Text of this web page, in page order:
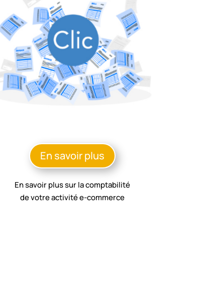
En savoir plus
En savoir plus sur la comptabilité
de votre activité e-commerce